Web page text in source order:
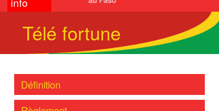
Télé fortune
Définition